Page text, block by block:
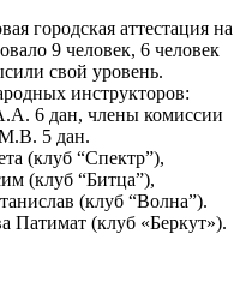
городская аттестация на
9 человек, 6 человек
свой уровень.
инструкторов:
6 дан, члены комиссии
5 дан.
(клуб “Спектр”),
(клуб “Битца”),
(клуб “Волна”).
Патимат (клуб «Беркут»).